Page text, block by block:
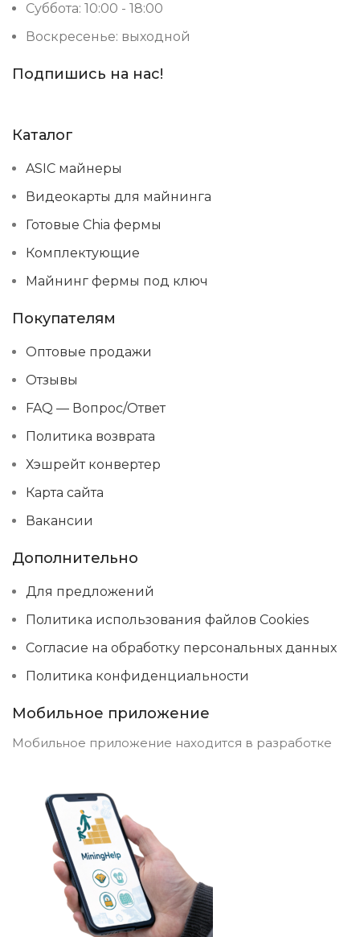
Суббота: 10:00 - 18:00
Воскресенье: выходной
Подпишись на нас!
Каталог
ASIC майнеры
Видеокарты для майнинга
Готовые Chia фермы
Комплектующие
Майнинг фермы под ключ
Покупателям
Оптовые продажи
Отзывы
FAQ — Вопрос/Ответ
Политика возврата
Хэшрейт конвертер
Карта сайта
Вакансии
Дополнительно
Для предложений
Политика использования файлов Cookies
Согласие на обработку персональных данных
Политика конфиденциальности
Мобильное приложение
Мобильное приложение находится в разработке